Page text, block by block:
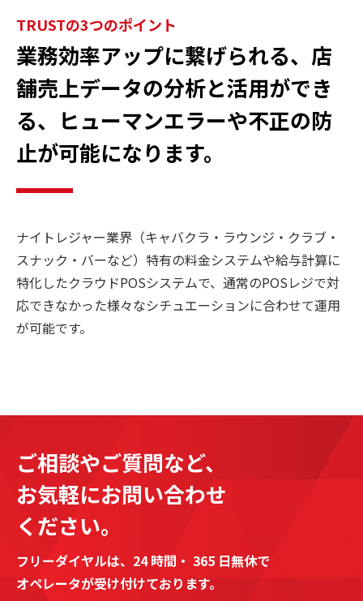
TRUSTの3つのポイント
業務効率アップに繋げられる、店
舗売上データの分析と活用ができ
る、ヒューマンエラーや不正の防
止が可能になります。
ナイトレジャー業界（キャバクラ・ラウンジ・クラブ・
スナック・バーなど）特有の料金システムや給与計算に
特化したクラウドPOSシステムで、通常のPOSレジで対
応できなかった様々なシチュエーションに合わせて運用
が可能です。
ご相談やご質問など、
お気軽にお問い合わせ
ください。
フリーダイヤルは、24 時間・ 365 日無休で
オペレータが受け付けております。